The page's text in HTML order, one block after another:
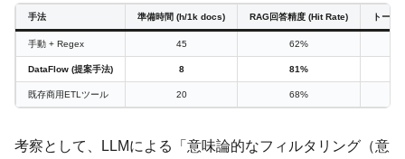
手法 準備時間 (h/1k docs) RAG回答精度 (Hit Rate) トーク
手動 + Regex 45 62%
DataFlow (提案手法) 8 81%
既存商用ETLツール 20 68%
考察として、LLMによる「意味論的なフィルタリング（意